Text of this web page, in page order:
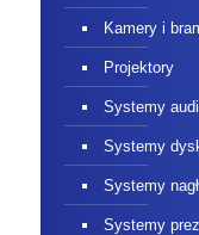
Kamery i
Projektory
Systemy
Systemy
Systemy
Systemy